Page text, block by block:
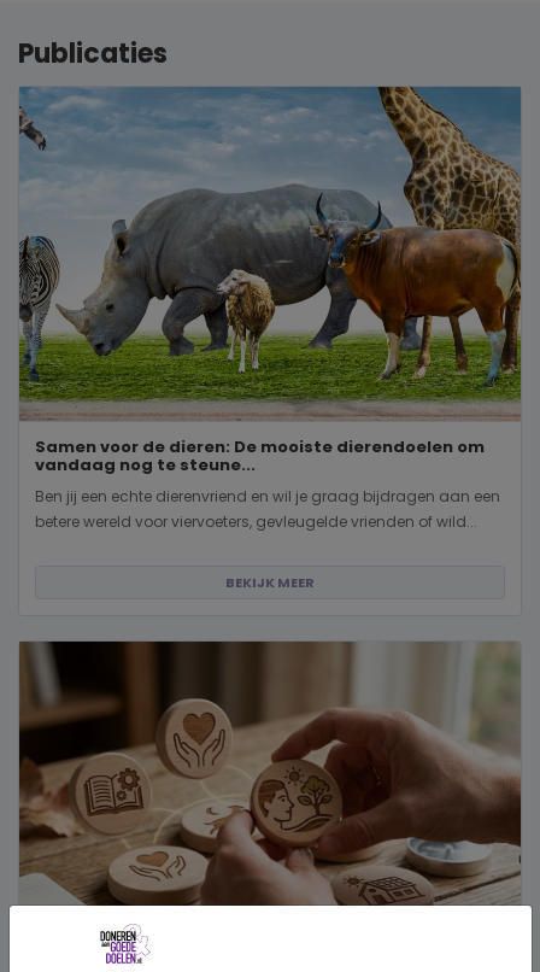
Publicaties
Samen voor de dieren: De mooiste dierendoelen om
vandaag nog te steune...
Ben jij een echte dierenvriend en wil je graag bijdragen aan een
betere wereld voor viervoeters, gevleugelde vrienden of wild...
BEKIJK MEER